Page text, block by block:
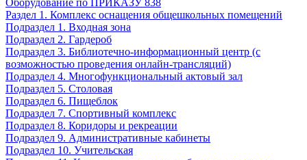
Оборудование по ПРИКАЗУ 838
Раздел 1. Комплекс оснащения общешкольных помещений
Подраздел 1. Входная зона
Подраздел 2. Гардероб
Подраздел 3. Библиотечно-информационный центр (с
возможностью проведения онлайн-трансляций)
Подраздел 4. Многофункциональный актовый зал
Подраздел 5. Столовая
Подраздел 6. Пищеблок
Подраздел 7. Спортивный комплекс
Подраздел 8. Коридоры и рекреации
Подраздел 9. Административные кабинеты
Подраздел 10. Учительская